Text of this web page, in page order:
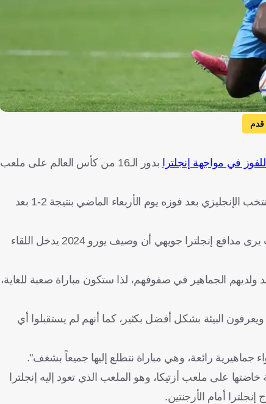
قدم
في مواجهة إنجلترا
بدور الـ16 من كأس العالم على ملعب
وتأتي هذه المواجهة المثيرة المرتقبة يوم الأحد في مكسيكو سيتي بمثابة المكافأة للمنتخب الإنجليزي بعد فوزه يوم الأربعاء الماضي بنتيجة 2-1 بعد
وينتظر رجال المدرب توماس توخيل أجواء عدائية وارتفاع شاهق في المكسيك، حيث يرى مدافع إنجلترا جويهي أن وصيف يورو 2024 يدخل اللقاء
ولديهم الجماهير في صفوفهم، لذا ستكون مباراة صعبة للغاية،
البيئة بشكل أفضل بكثير، كما أنهم لم يستقبلوا أي
جماهيرية رائعة، وهي مباراة نتطلع إليها جميعاً بشغف".
خسرت مباراتين فقط من أصل 89 مباراة تنافسية خاضتها على ملعب أزتيكا، وهو الملعب الذي تعود إليه إنجلترا